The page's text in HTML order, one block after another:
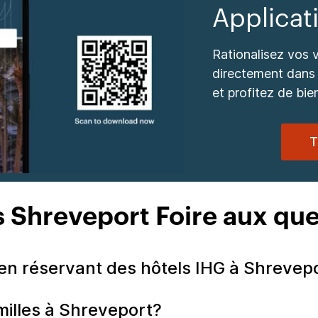
Rationalisez vos
directement
et profitez de
Shreveport Foire aux
réservant des hôtels IHG à
à Shreveport?